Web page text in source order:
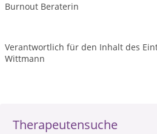
Therapeutensuche
Burnout Beraterin
Verantwortlich für den Inhalt des
Wittmann